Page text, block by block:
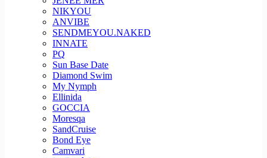
NIKYOU
ANVIBE
SENDMEYOU.NAKED
INNATE
PQ
Sun Base Date
Diamond Swim
My Nymph
Ellinida
GOCCIA
Moresqa
SandCruise
Bond Eye
Camvari